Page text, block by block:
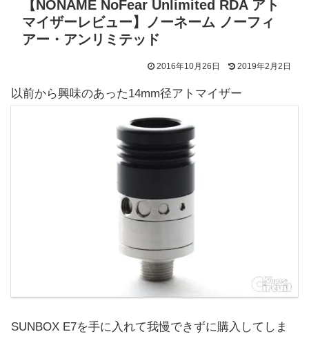
【NONAME NoFear Unlimited RDA アト
マイザーレビュー】ノーネーム ノーフィ
アー・アンリミテッド
2016年10月26日 2019年2月2日
以前から興味のあった14mm径アトマイザー
SUNBOX E7を手に入れて我慢できずに購入してしま